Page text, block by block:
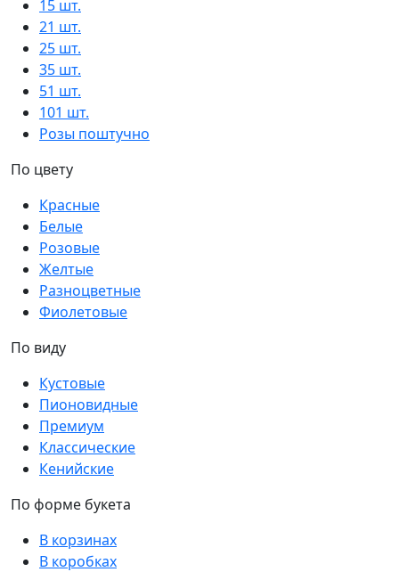
15 шт.
21 шт.
25 шт.
35 шт.
51 шт.
101 шт.
Розы поштучно
По цвету
Красные
Белые
Розовые
Желтые
Разноцветные
Фиолетовые
По виду
Кустовые
Пионовидные
Премиум
Классические
Кенийские
По форме букета
В корзинах
В коробках